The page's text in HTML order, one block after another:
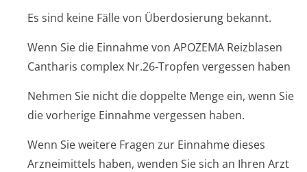
Es sind keine Fälle von Überdosierung bekannt.
Wenn Sie die Einnahme von APOZEMA Reizblasen
Cantharis complex Nr.26-Tropfen vergessen haben
Nehmen Sie nicht die doppelte Menge ein, wenn Sie
die vorherige Einnahme vergessen haben.
Wenn Sie weitere Fragen zur Einnahme dieses
Arzneimittels haben, wenden Sie sich an Ihren Arzt